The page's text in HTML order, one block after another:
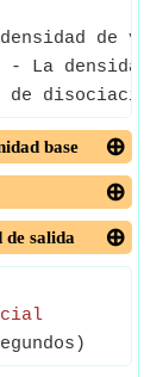
de
- La
base
salida